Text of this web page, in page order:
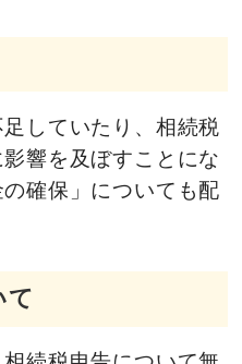
していたり、相続税
響を及ぼすことにな
確保」についても配
て